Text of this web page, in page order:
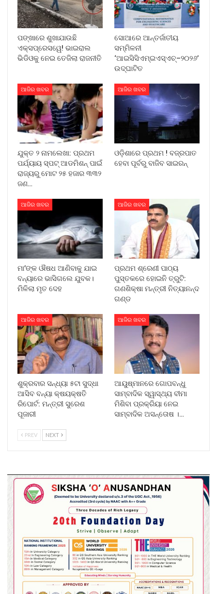
ପଙ୍ଖାରେ ଶୁଖାଯାଉଛି
ଏକ୍ସପ୍ରେସୱେ! ଭାଇରାଲ
ଭିଡିଓକୁ ନେଇ ତେଜିଲା ରାଜନୀତି
ସୋଆରେ ଆନ୍ତର୍ଜାତୀୟ
ସମ୍ମିଳନୀ
‘ଆଇସିସିଏମ୍‌ଇଏସ୍‌ଏଚ୍‌–୨୦୨୬’
ଉଦ୍‌ଘାଟିତ
ଆଜିର ଖବର
ଯୁକ୍ତ ୨ ନାମଲେଖା: ପ୍ରଥମ
ପର୍ଯ୍ୟାୟ ସ୍ପଟ୍ ଆଡମିଶନ୍ ପାଇଁ
ରାଜ୍ୟରୁ ମୋଟ ୨୫ ହଜାର ୩୩୨
ଜଣ…
ଆଜିର ଖବର
ଓଡ଼ିଶାରେ ପ୍ରଥମ ! ବଜ୍ରପାତ
ହେବା ପୂର୍ବରୁ ବାଜିବ ସାଇରନ୍
ଆଜିର ଖବର
ମା’ଙ୍କ ଔଷଧ ଆଣିବାକୁ ଯାଇ
ବନ୍ୟାରେ ଭାସିଗଲେ ଯୁବକ।
ମିଳିଲା ମୃତ ଦେହ
ଆଜିର ଖବର
ପ୍ରଥମ ଶ୍ରେଣୀ ପାଠ୍ୟ
ପୁସ୍ତକରେ ହୋଇନି ତ୍ରୁଟି:
ଗଣଶିକ୍ଷା ମନ୍ତ୍ରୀ ନିତ୍ୟାନନ୍ଦ
ଗଣ୍ଡ
ଆଜିର ଖବର
ଶୁକ୍ରବାର ସନ୍ଧ୍ୟା ୫ଟା ସୁଦ୍ଧା
ଆସିବ ବନ୍ୟା କ୍ଷୟକ୍ଷତି
ରିପୋର୍ଟ: ମନ୍ତ୍ରୀ ସୁରେଶ
ପୂଜାରୀ
ଆଜିର ଖବର
ଆୟୁଷ୍ମାନରେ ଗୋପବନ୍ଧୁ
ସାମ୍ବାଦିକ ସ୍ୱାସ୍ଥ୍ୟ ବୀମା
ମିଶିବା ପ୍ରକ୍ରିୟା ନେଇ
ସାମ୍ବାଦିକ ଅସନ୍ତୋଷ ।…
PREV NEXT